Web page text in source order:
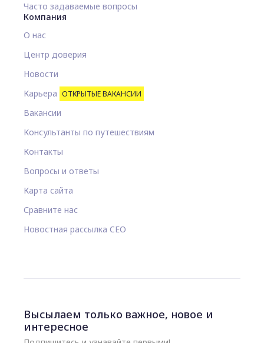
Часто задаваемые вопросы
Компания
О нас
Центр доверия
Новости
Карьера ОТКРЫТЫЕ ВАКАНСИИ
Вакансии
Консультанты по путешествиям
Контакты
Вопросы и ответы
Карта сайта
Сравните нас
Новостная рассылка CEO
Высылаем только важное, новое и
интересное